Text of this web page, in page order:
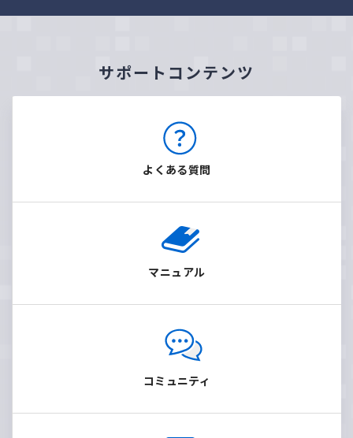
サポートコンテンツ
よくある質問
マニュアル
コミュニティ